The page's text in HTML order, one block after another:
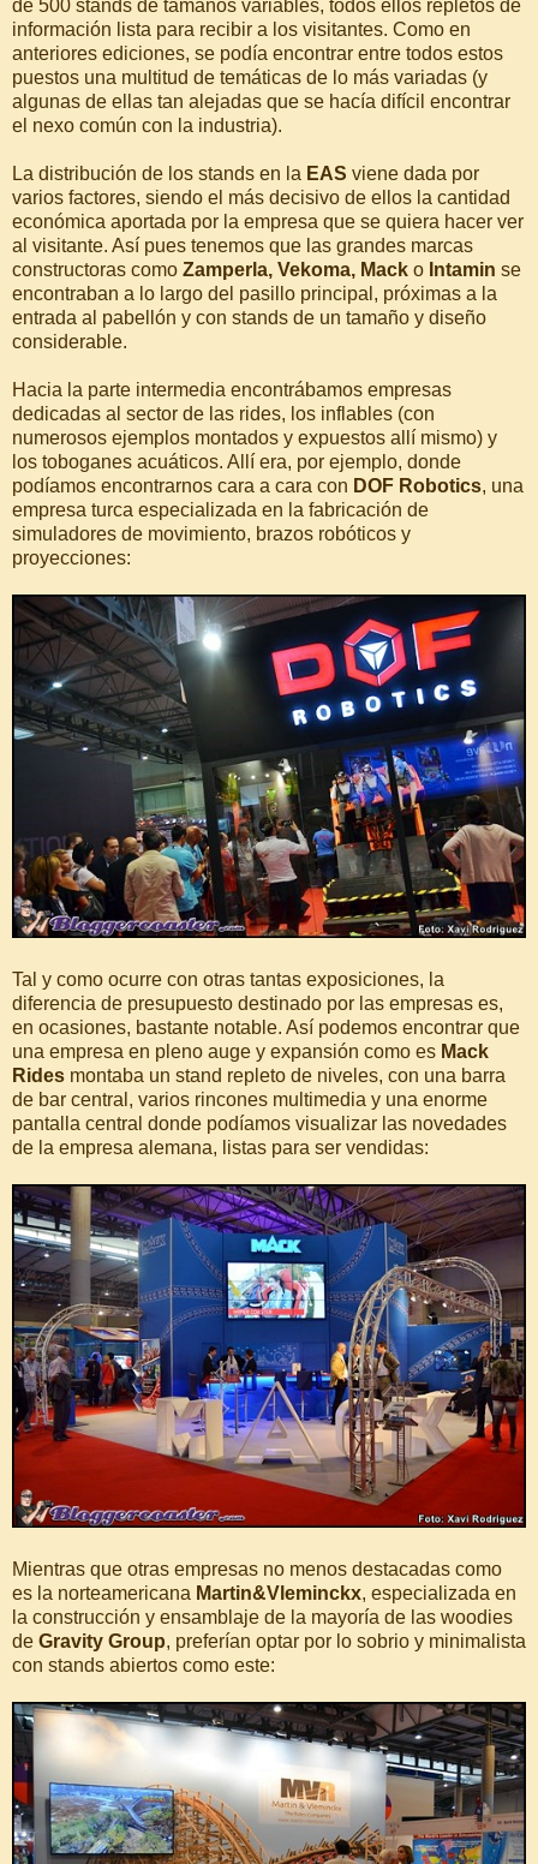
de 500 stands de tamaños variables, todos ellos repletos de
información lista para recibir a los visitantes. Como en
anteriores ediciones, se podía encontrar entre todos estos
puestos una multitud de temáticas de lo más variadas (y
algunas de ellas tan alejadas que se hacía difícil encontrar
el nexo común con la industria).
La distribución de los stands en la EAS viene dada por
varios factores, siendo el más decisivo de ellos la cantidad
económica aportada por la empresa que se quiera hacer ver
al visitante. Así pues tenemos que las grandes marcas
constructoras como Zamperla, Vekoma, Mack o Intamin se
encontraban a lo largo del pasillo principal, próximas a la
entrada al pabellón y con stands de un tamaño y diseño
considerable.
Hacia la parte intermedia encontrábamos empresas
dedicadas al sector de las rides, los inflables (con
numerosos ejemplos montados y expuestos allí mismo) y
los toboganes acuáticos. Allí era, por ejemplo, donde
podíamos encontrarnos cara a cara con DOF Robotics, una
empresa turca especializada en la fabricación de
simuladores de movimiento, brazos robóticos y
proyecciones:
Tal y como ocurre con otras tantas exposiciones, la
diferencia de presupuesto destinado por las empresas es,
en ocasiones, bastante notable. Así podemos encontrar que
una empresa en pleno auge y expansión como es Mack
Rides montaba un stand repleto de niveles, con una barra
de bar central, varios rincones multimedia y una enorme
pantalla central donde podíamos visualizar las novedades
de la empresa alemana, listas para ser vendidas:
Mientras que otras empresas no menos destacadas como
es la norteamericana Martin&Vleminckx, especializada en
la construcción y ensamblaje de la mayoría de las woodies
de Gravity Group, preferían optar por lo sobrio y minimalista
con stands abiertos como este: